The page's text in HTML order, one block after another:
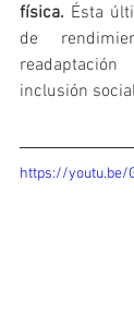
física. Ésta
de
inclusión
https://youtu.be/